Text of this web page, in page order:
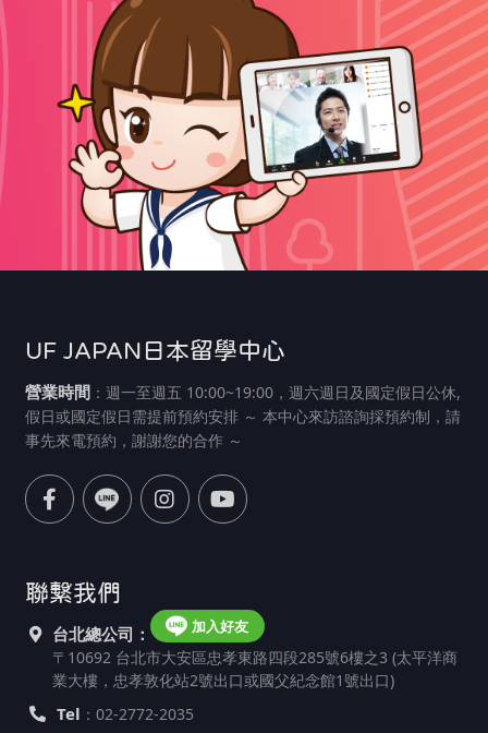
UF JAPAN日本留學中心
營業時間：週一至週五 10:00~19:00，週六週日及國定假日公休,
假日或國定假日需提前預約安排 ～ 本中心來訪諮詢採預約制，請
事先來電預約，謝謝您的合作 ～
聯繫我們
台北總公司： 加入好友
〒10692 台北市大安區忠孝東路四段285號6樓之3 (太平洋商
業大樓，忠孝敦化站2號出口或國父紀念館1號出口)
Tel ：02-2772-2035